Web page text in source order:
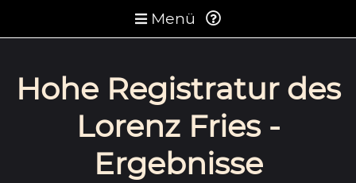
Menü
Hohe Registratur des
Lorenz Fries -
Ergebnisse